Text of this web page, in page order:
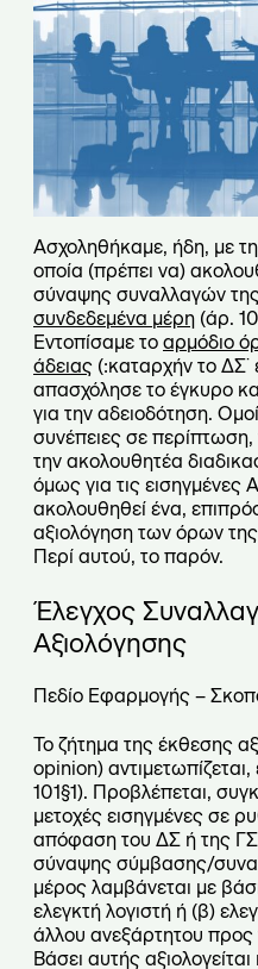
Ασχοληθήκαμε, ήδη, με
οποία (πρέπει να)
σύναψης συναλλαγών
συνδεδεμένα μέρη (άρ.
Εντοπίσαμε το αρμόδιο
άδειας (:καταρχήν το
απασχόλησε το έγκυρο
για την αδειοδότηση.
συνέπειες σε περίπτωση,
την ακολουθητέα
όμως για τις εισηγμένες
ακολουθηθεί ένα,
αξιολόγηση των όρων
Περί αυτού, το παρόν.
Έλεγχος
Αξιολόγησης
Πεδίο Εφαρμογής –
Το ζήτημα της έκθεσης
opinion)
101§1). Προβλέπεται,
μετοχές εισηγμένες σε
απόφαση του ΔΣ ή της ΓΣ
σύναψης σύμβασης/
μέρος λαμβάνεται με
ελεγκτή λογιστή ή (β)
άλλου ανεξάρτητου προς
Βάσει αυτής